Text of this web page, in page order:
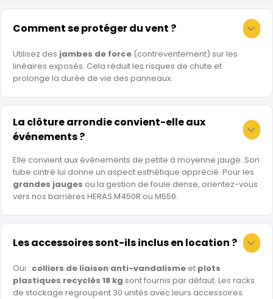
Comment se protéger du vent ?
Utilisez des jambes de force (contreventement) sur les
linéaires exposés. Cela réduit les risques de chute et
prolonge la durée de vie des panneaux.
La clôture arrondie convient-elle aux
événements ?
Elle convient aux événements de petite à moyenne jauge. Son
tube cintré lui donne un aspect esthétique apprécié. Pour les
grandes jauges ou la gestion de foule dense, orientez-vous
vers nos barrières HERAS M450R ou M550.
Les accessoires sont-ils inclus en location ?
Oui : colliers de liaison anti-vandalisme et plots
plastiques recyclés 18 kg sont fournis par défaut. Les racks
de stockage regroupent 30 unités avec leurs accessoires.